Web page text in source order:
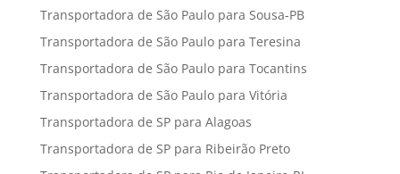
Transportadora de São Paulo para Sousa-PB
Transportadora de São Paulo para Teresina
Transportadora de São Paulo para Tocantins
Transportadora de São Paulo para Vitória
Transportadora de SP para Alagoas
Transportadora de SP para Ribeirão Preto